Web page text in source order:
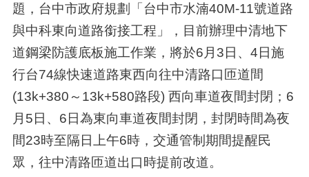
題，台中市政府規劃「台中市水湳40M-11號道路
與中科東向道路銜接工程」，目前辦理中清地下
道鋼梁防護底板施工作業，將於6月3日、4日施
行台74線快速道路東西向往中清路口匝道間
(13k+380～13k+580路段) 西向車道夜間封閉；6
月5日、6日為東向車道夜間封閉，封閉時間為夜
間23時至隔日上午6時，交通管制期間提醒民
眾，往中清路匝道出口時提前改道。